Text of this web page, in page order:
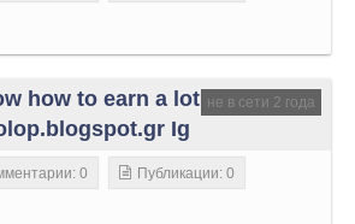
не в сети 2 года
how to earn a lot
Ig
0 Публикации: 0